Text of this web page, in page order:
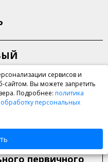
Максимальный
первичный балл
12
первичного
сервисов и
сайтом. Вы можете запретить
Подробнее: политика
обработку персональных